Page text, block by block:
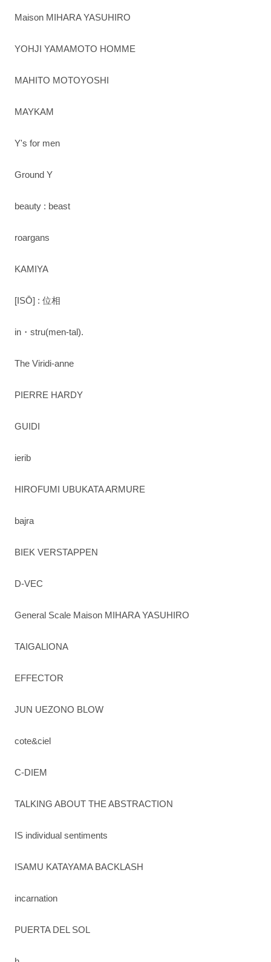
Maison MIHARA YASUHIRO
YOHJI YAMAMOTO HOMME
MAHITO MOTOYOSHI
MAYKAM
Y's for men
Ground Y
beauty : beast
roargans
KAMIYA
[ISŌ] : 位相
in・stru(men-tal).
The Viridi-anne
PIERRE HARDY
GUIDI
ierib
HIROFUMI UBUKATA ARMURE
bajra
BIEK VERSTAPPEN
D-VEC
General Scale Maison MIHARA YASUHIRO
TAIGALIONA
EFFECTOR
JUN UEZONO BLOW
cote&ciel
C-DIEM
TALKING ABOUT THE ABSTRACTION
IS individual sentiments
ISAMU KATAYAMA BACKLASH
incarnation
PUERTA DEL SOL